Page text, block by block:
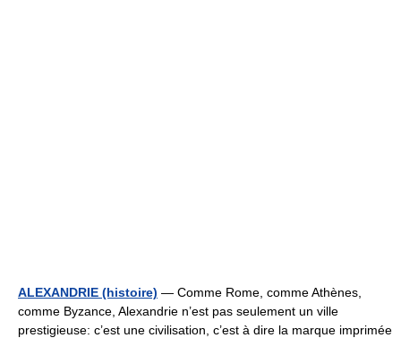
ALEXANDRIE (histoire) — Comme Rome, comme Athènes,
comme Byzance, Alexandrie n’est pas seulement un ville
prestigieuse: c’est une civilisation, c’est à dire la marque imprimée